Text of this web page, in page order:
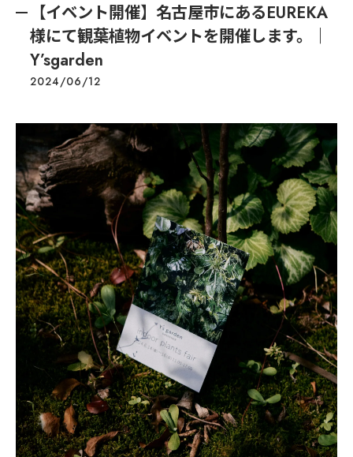
【イベント開催】名古屋市にあるEUREKA
様にて観葉植物イベントを開催します。｜
Y’sgarden
2024/06/12